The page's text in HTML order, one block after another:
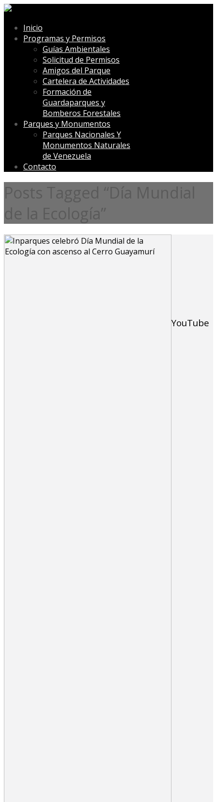
Inicio
Programas y Permisos
Guías Ambientales
Solicitud de Permisos
Amigos del Parque
Cartelera de Actividades
Formación de
Guardaparques y
Bomberos Forestales
Parques y Monumentos
Parques Nacionales Y
Monumentos Naturales
de Venezuela
Contacto
Posts Tagged “Día Mundial
de la Ecología”
YouTube